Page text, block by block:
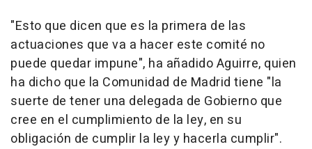
"Esto que dicen que es la primera de las
actuaciones que va a hacer este comité no
puede quedar impune", ha añadido Aguirre, quien
ha dicho que la Comunidad de Madrid tiene "la
suerte de tener una delegada de Gobierno que
cree en el cumplimiento de la ley, en su
obligación de cumplir la ley y hacerla cumplir".